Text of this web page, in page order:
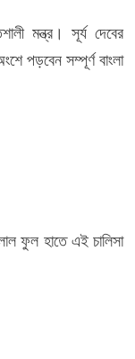
মন্ত্র। সূর্য দেবের
পড়বেন সম্পূর্ণ বাংলা
ফুল হাতে এই চালিসা